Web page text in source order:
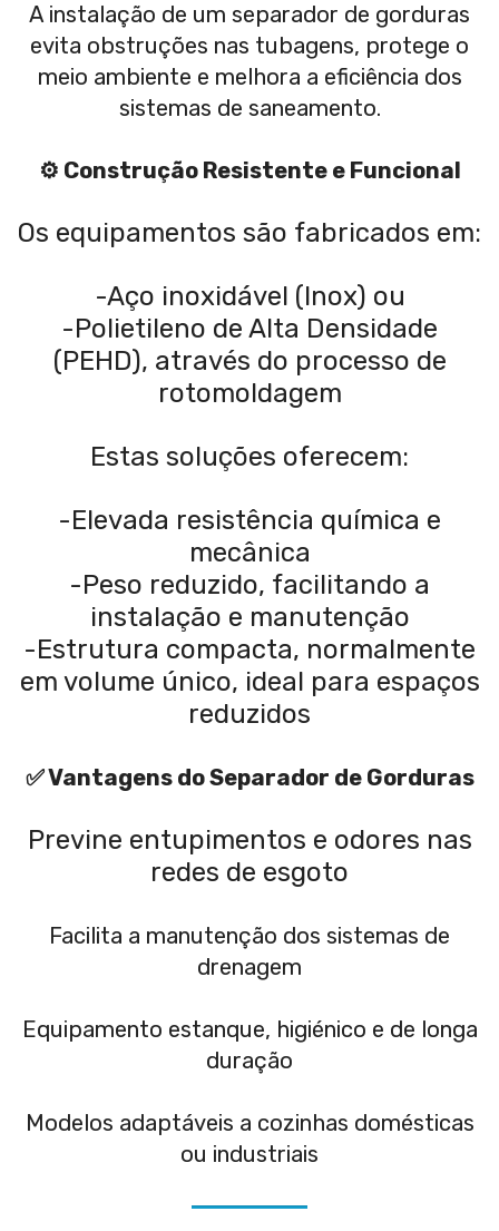
A instalação de um separador de gorduras
evita obstruções nas tubagens, protege o
meio ambiente e melhora a eficiência dos
sistemas de saneamento.
⚙️ Construção Resistente e Funcional
Os equipamentos são fabricados em:
-Aço inoxidável (Inox) ou
-Polietileno de Alta Densidade
(PEHD), através do processo de
rotomoldagem
Estas soluções oferecem:
-Elevada resistência química e
mecânica
-Peso reduzido, facilitando a
instalação e manutenção
-Estrutura compacta, normalmente
em volume único, ideal para espaços
reduzidos
✅ Vantagens do Separador de Gorduras
Previne entupimentos e odores nas
redes de esgoto
Facilita a manutenção dos sistemas de
drenagem
Equipamento estanque, higiénico e de longa
duração
Modelos adaptáveis a cozinhas domésticas
ou industriais